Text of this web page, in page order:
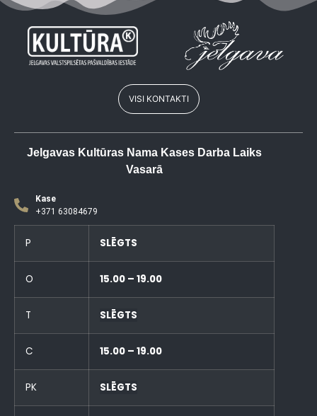
VISI KONTAKTI
Jelgavas Kultūras Nama Kases Darba Laiks
Vasarā
Kase
+371 63084679
P SLĒGTS
O 15.00 – 19.00
T SLĒGTS
C 15.00 – 19.00
PK SLĒGTS